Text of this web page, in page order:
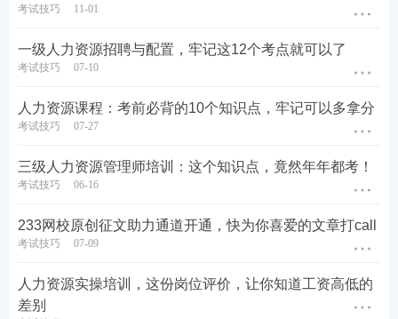
考试技巧 11-01
一级人力资源招聘与配置，牢记这12个考点就可以了
考试技巧 07-10
人力资源课程：考前必背的10个知识点，牢记可以多拿分
考试技巧 07-27
三级人力资源管理师培训：这个知识点，竟然年年都考！
考试技巧 06-16
233网校原创征文助力通道开通，快为你喜爱的文章打call
考试技巧 07-09
人力资源实操培训，这份岗位评价，让你知道工资高低的
差别